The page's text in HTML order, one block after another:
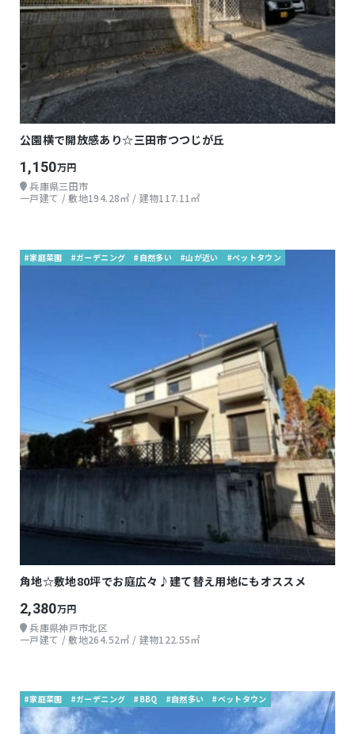
公園横で開放感あり☆三田市つつじが丘
1,150万円
兵庫県三田市
一戸建て / 敷地194.28㎡ / 建物117.11㎡
#家庭菜園 #ガーデニング #自然多い #山が近い #ベットタウン
角地☆敷地80坪でお庭広々♪建て替え用地にもオススメ
2,380万円
兵庫県神戸市北区
一戸建て / 敷地264.52㎡ / 建物122.55㎡
#家庭菜園 #ガーデニング #BBQ #自然多い #ベットタウン